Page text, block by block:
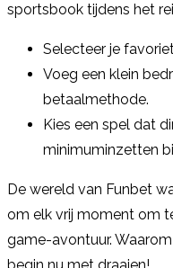
sportsbook tijdens het
Selecteer je
Voeg een klein
betaalmethode.
Kies een spel dat
minimuminzetten
De wereld van Funbet
om elk vrij moment om
game-avontuur.